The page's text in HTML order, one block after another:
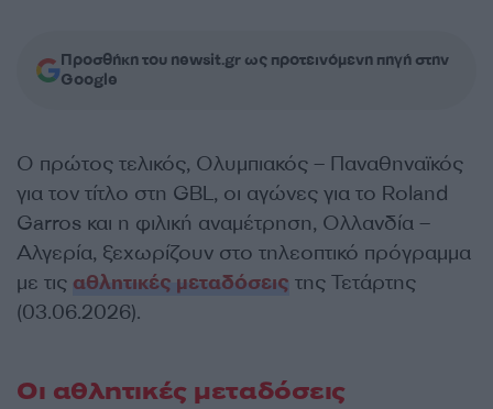
Προσθήκη του newsit.gr ως προτεινόμενη πηγή στην
Google
Ο πρώτος τελικός, Ολυμπιακός – Παναθηναϊκός
για τον τίτλο στη GBL, οι αγώνες για το Roland
Garros και η φιλική αναμέτρηση, Ολλανδία –
Αλγερία, ξεχωρίζουν στο τηλεοπτικό πρόγραμμα
με τις αθλητικές μεταδόσεις της Τετάρτης
(03.06.2026).
Οι αθλητικές μεταδόσεις